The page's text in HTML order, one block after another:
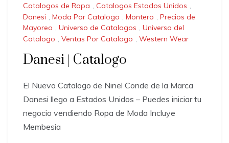
Catalogos de Ropa , Catalogos Estados Unidos ,
Danesi , Moda Por Catalogo , Montero , Precios de
Mayoreo , Universo de Catalogos , Universo del
Catalogo , Ventas Por Catalogo , Western Wear
Danesi | Catalogo
El Nuevo Catalogo de Ninel Conde de la Marca
Danesi llego a Estados Unidos – Puedes iniciar tu
negocio vendiendo Ropa de Moda Incluye
Membesia